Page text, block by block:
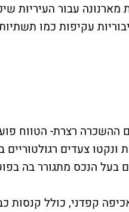
עבור העיריות
עקיפות כמו
ההשכרה רצרת- הטווח
צעדים רגולטוריים
קפדני, כולל קנסות